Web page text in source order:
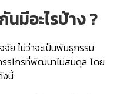
มีอะไรบ้าง ?
ย ไม่ว่าจะเป็นพันธุกรรม
รไกรที่พัฒนาไม่สมดุล โดย
งนี้